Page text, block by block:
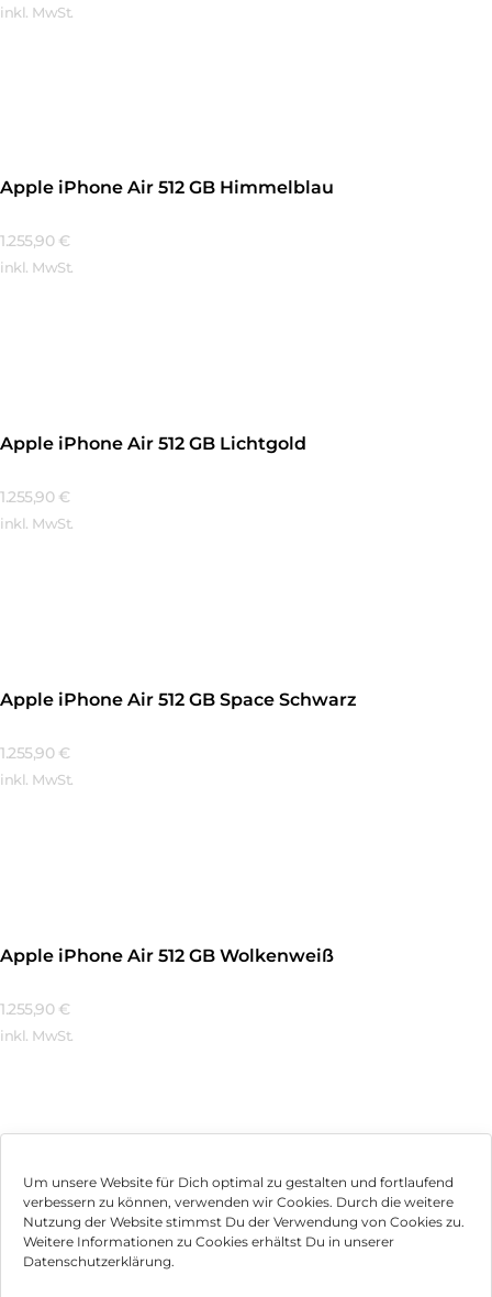
Um unsere Website für Dich optimal zu gestalten und fortlaufend
verbessern zu können, verwenden wir Cookies. Durch die weitere
Nutzung der Website stimmst Du der Verwendung von Cookies zu.
Weitere Informationen zu Cookies erhältst Du in unserer
Datenschutzerklärung.
inkl. MwSt.
Apple iPhone Air 512 GB Himmelblau
1.255,90 €
inkl. MwSt.
Apple iPhone Air 512 GB Lichtgold
1.255,90 €
inkl. MwSt.
Apple iPhone Air 512 GB Space Schwarz
1.255,90 €
inkl. MwSt.
Apple iPhone Air 512 GB Wolkenweiß
1.255,90 €
inkl. MwSt.
Impressum